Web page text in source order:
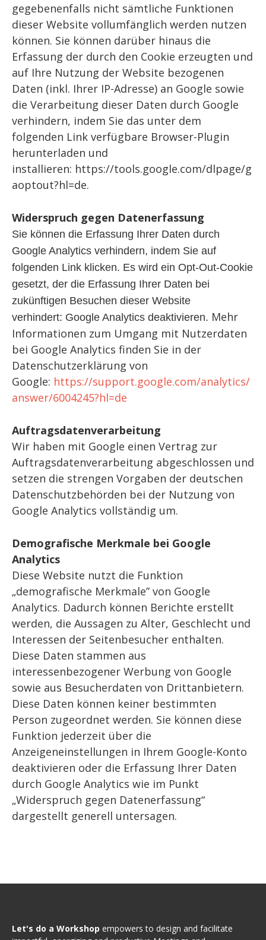
gegebenenfalls nicht sämtliche Funktionen
dieser Website vollumfänglich werden nutzen
können. Sie können darüber hinaus die
Erfassung der durch den Cookie erzeugten und
auf Ihre Nutzung der Website bezogenen
Daten (inkl. Ihrer IP-Adresse) an Google sowie
die Verarbeitung dieser Daten durch Google
verhindern, indem Sie das unter dem
folgenden Link verfügbare Browser-Plugin
herunterladen und
installieren: https://tools.google.com/dlpage/g
aoptout?hl=de.
Widerspruch gegen Datenerfassung
Sie können die Erfassung Ihrer Daten durch
Google Analytics verhindern, indem Sie auf
folgenden Link klicken. Es wird ein Opt-Out-Cookie
gesetzt, der die Erfassung Ihrer Daten bei
zukünftigen Besuchen dieser Website
verhindert: Google Analytics deaktivieren. Mehr
Informationen zum Umgang mit Nutzerdaten
bei Google Analytics finden Sie in der
Datenschutzerklärung von
Google: https://support.google.com/analytics/
answer/6004245?hl=de
Auftragsdatenverarbeitung
Wir haben mit Google einen Vertrag zur
Auftragsdatenverarbeitung abgeschlossen und
setzen die strengen Vorgaben der deutschen
Datenschutzbehörden bei der Nutzung von
Google Analytics vollständig um.
Demografische Merkmale bei Google
Analytics
Diese Website nutzt die Funktion
„demografische Merkmale” von Google
Analytics. Dadurch können Berichte erstellt
werden, die Aussagen zu Alter, Geschlecht und
Interessen der Seitenbesucher enthalten.
Diese Daten stammen aus
interessenbezogener Werbung von Google
sowie aus Besucherdaten von Drittanbietern.
Diese Daten können keiner bestimmten
Person zugeordnet werden. Sie können diese
Funktion jederzeit über die
Anzeigeneinstellungen in Ihrem Google-Konto
deaktivieren oder die Erfassung Ihrer Daten
durch Google Analytics wie im Punkt
„Widerspruch gegen Datenerfassung“
dargestellt generell untersagen.
Let's do a Workshop empowers to design and facilitate